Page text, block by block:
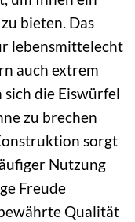
bieten. Das
lebensmittelecht
auch extrem
sich die Eiswürfel
zu brechen
sorgt
Nutzung
Freude
Qualität